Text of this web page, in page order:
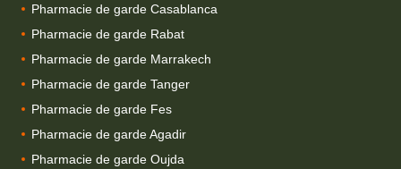
Pharmacie de garde Casablanca
Pharmacie de garde Rabat
Pharmacie de garde Marrakech
Pharmacie de garde Tanger
Pharmacie de garde Fes
Pharmacie de garde Agadir
Pharmacie de garde Oujda